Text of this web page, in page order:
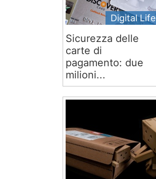
Digital Life
Sicurezza delle
carte di
pagamento: due
milioni...